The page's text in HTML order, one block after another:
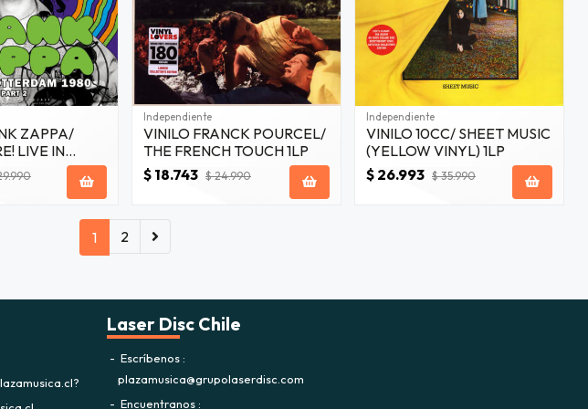
ZAPPA/
LIVE IN
VOL.2 1LP
Independiente
VINILO FRANCK POURCEL/
THE FRENCH TOUCH 1LP
$ 18.743 $ 24.990
Independiente
VINILO 10CC/ SHEET MUSIC
(YELLOW VINYL) 1LP
$ 26.993 $ 35.990
1 2
Laser Disc Chile
Escríbenos
plazamusica@grupolaserdisc.com
Encuentranos